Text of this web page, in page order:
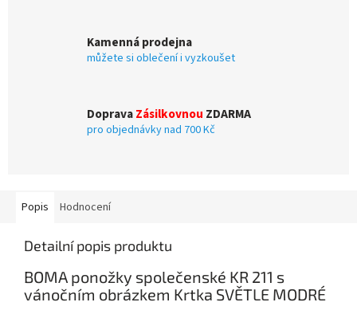
Kamenná prodejna
můžete si oblečení i vyzkoušet
DopravaZásilkovnou ZDARMA
pro objednávky nad 700 Kč
Popis Hodnocení
Detailní popis produktu
BOMA ponožky společenské KR 211 s
vánočním obrázkem Krtka SVĚTLE MODRÉ